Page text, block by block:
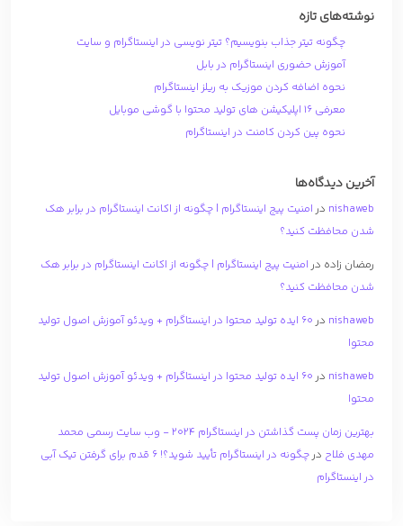
نوشته‌های تازه
چگونه تیتر جذاب بنویسیم؟ تیتر نویسی در اینستاگرام و سایت
آموزش حضوری اینستاگرام در بابل
نحوه اضافه کردن موزیک به ریلز اینستاگرام
معرفی 16 اپلیکیشن های تولید محتوا با گوشی موبایل
نحوه پین کردن کامنت در اینستاگرام
آخرین دیدگاه‌ها
nishaweb درامنیت پیج اینستاگرام | چگونه از اکانت اینستاگرام در برابر هک
شدن محافظت کنید؟
رمضان زاده درامنیت پیج اینستاگرام | چگونه از اکانت اینستاگرام در برابر هک
شدن محافظت کنید؟
nishaweb در
۶۰ ایده تولید محتوا در اینستاگرام + ویدئو آموزش اصول تولید
محتوا
nishaweb در
۶۰ ایده تولید محتوا در اینستاگرام + ویدئو آموزش اصول تولید
محتوا
بهترین زمان پست گذاشتن در اینستاگرام 2024 - وب سایت رسمی محمد
مهدی فلاح در
چگونه در اینستاگرام تأیید شوید؟! 6 قدم برای گرفتن تیک آبی
در اینستاگرام